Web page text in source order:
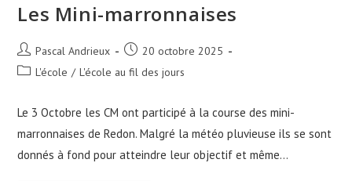
Les Mini-marronnaises
Auteur/autrice
de
Pascal Andrieux
Publication
publiée :
20 octobre 2025
PostL'école / L'école au fil des jours
Le 3 Octobre les CM ont participé à la course des mini-
marronnaises de Redon. Malgré la météo pluvieuse ils se sont
donnés à fond pour atteindre leur objectif et même…